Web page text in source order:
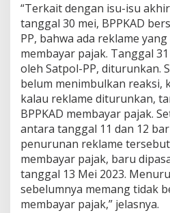
“Terkait dengan isu-isu
tanggal 30 mei, BPPKAD
PP, bahwa ada reklame
membayar pajak. Tanggal
oleh Satpol-PP, diturunkan.
belum menimbulkan reaksi,
kalau reklame diturunkan,
BPPKAD membayar pajak.
antara tanggal 11 dan 12
penurunan reklame
membayar pajak, baru
tanggal 13 Mei 2023.
sebelumnya memang tidak
membayar pajak,” jelasnya.